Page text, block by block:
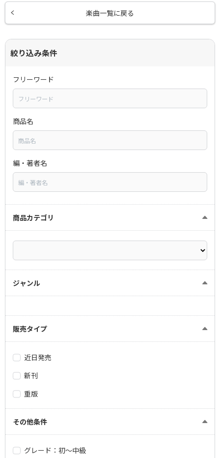
楽曲一覧に戻る
絞り込み条件
フリーワード
商品名
編・著者名
商品カテゴリ
ジャンル
販売タイプ
近日発売
新刊
重版
その他条件
グレード：初～中級